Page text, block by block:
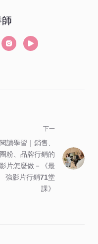
下一
閱讀學習｜銷售、
圈粉、品牌行銷的
影片怎麼做－《最
強影片行銷71堂
課》